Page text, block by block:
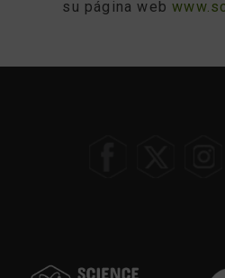
su página web
ELIGE